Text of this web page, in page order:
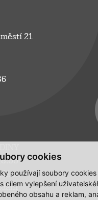
cookies
používají soubory cookies
cílem vylepšení
obsahu a reklam,
21